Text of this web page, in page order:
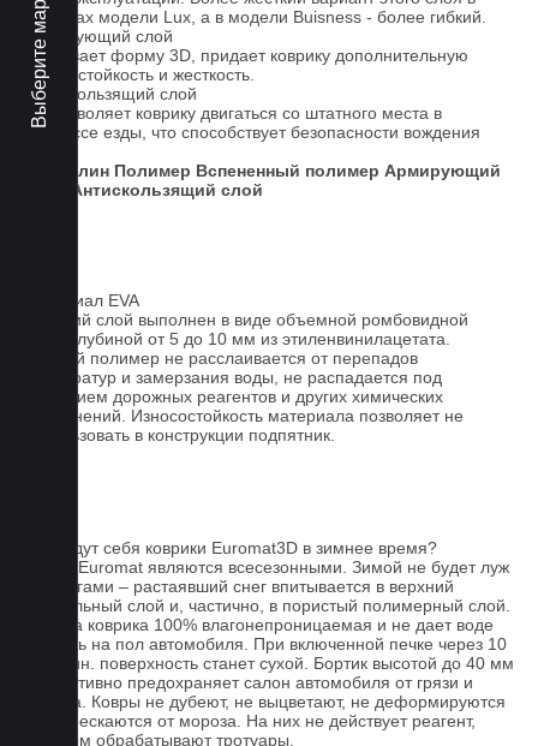
ковриках модели Lux, а в модели Buisness - более гибкий.
Армирующий слой
Усиливает форму 3D, придает коврику дополнительную
износостойкость и жесткость.
Антискользящий слой
Не позволяет коврику двигаться со штатного места в
процессе езды, что способствует безопасности вождения
Ковролин Полимер Вспененный полимер Армирующий
Антискользящий слой
Материал EVA
Верхний слой выполнен в виде объемной ромбовидной
сетки глубиной от 5 до 10 мм из этиленвинилацетата.
Данный полимер не расслаивается от перепадов
температур и замерзания воды, не распадается под
действием дорожных реагентов и других химических
загрязнений. Износостойкость материала позволяет не
использовать в конструкции подпятник.
Как ведут себя коврики Euromat3D в зимнее время?
Ковры Euromat являются всесезонными. Зимой не будет луж
под ногами – растаявший снег впитывается в верхний
текстильный слой и, частично, в пористый полимерный слой.
Основа коврика 100% влагонепроницаемая и не дает воде
попасть на пол автомобиля. При включенной печке через 10
- 15 мин. поверхность станет сухой. Бортик высотой до 40 мм
эффективно предохраняет салон автомобиля от грязи и
мусора. Ковры не дубеют, не выцветают, не деформируются
и не трескаются от мороза. На них не действует реагент,
которым обрабатывают тротуары.